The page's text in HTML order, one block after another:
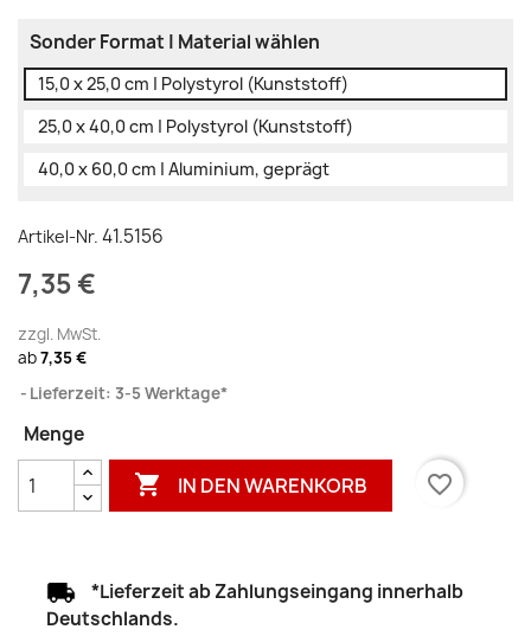
Sonder Format | Material wählen
15,0 x 25,0 cm | Polystyrol (Kunststoff)
25,0 x 40,0 cm | Polystyrol (Kunststoff)
40,0 x 60,0 cm | Aluminium, geprägt
Artikel-Nr. 41.5156
7,35 €
zzgl. MwSt.
ab7,35 €
Lieferzeit: 3-5 Werktage*
Menge
 IN DEN WARENKORB favorite_border
*Lieferzeit ab Zahlungseingang innerhalb
Deutschlands.